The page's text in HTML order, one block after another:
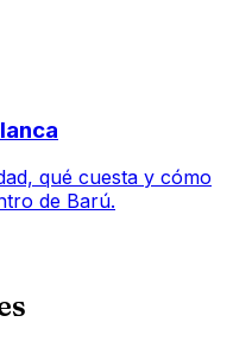
qué cuesta y cómo
de Barú.